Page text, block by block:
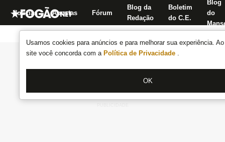
Usamos cookies para anúncios e para melhorar sua experiência.
site você concorda com a Política de Privacidade .
OK
Notícias Apostas Fórum
Blog da
Redação
Boletim
do C.E.
Blog
do